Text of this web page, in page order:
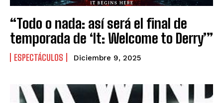
“Todo o nada: así será el final de
temporada de ‘It: Welcome to Derry’”
ESPECTÁCULOS Diciembre 9, 2025